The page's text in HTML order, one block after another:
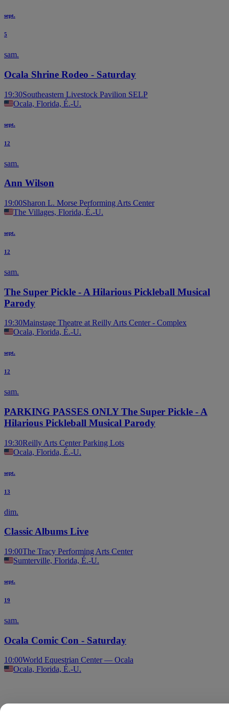
sept.
5
sam.
Ocala Shrine Rodeo - Saturday
19:30Southeastern Livestock Pavilion SELP
Ocala, Florida, É.-U.
sept.
12
sam.
Ann Wilson
19:00Sharon L. Morse Performing Arts Center
The Villages, Florida, É.-U.
sept.
12
sam.
The Super Pickle - A Hilarious Pickleball Musical
Parody
19:30Mainstage Theatre at Reilly Arts Center - Complex
Ocala, Florida, É.-U.
sept.
12
sam.
PARKING PASSES ONLY The Super Pickle - A
Hilarious Pickleball Musical Parody
19:30Reilly Arts Center Parking Lots
Ocala, Florida, É.-U.
sept.
13
dim.
Classic Albums Live
19:00The Tracy Performing Arts Center
Sumterville, Florida, É.-U.
sept.
19
sam.
Ocala Comic Con - Saturday
10:00World Equestrian Center — Ocala
Ocala, Florida, É.-U.